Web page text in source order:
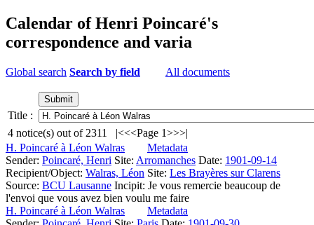
Calendar of Henri Poincaré's
correspondence and varia
Global search Search by field All documents
Title :
4 notice(s) out of 2311 |<<<Page 1>>>|
H. Poincaré à Léon Walras
Metadata
Sender: Poincaré, Henri Site: Arromanches Date: 1901-09-14
Recipient/Object: Walras, Léon Site: Les Brayères sur Clarens
Source: BCU Lausanne Incipit: Je vous remercie beaucoup de
l'envoi que vous avez bien voulu me faire
H. Poincaré à Léon Walras
Metadata